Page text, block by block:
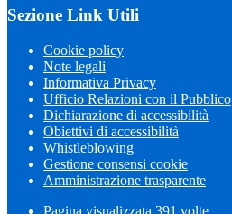
Sezione Link Utili
Cookie policy
Note legali
Informativa Privacy
Ufficio Relazioni con il Pubblico
Dichiarazione di accessibilità
Obiettivi di accessibilità
Whistleblowing
Gestione consensi cookie
Amministrazione trasparente
Pagina visualizzata 391 volte